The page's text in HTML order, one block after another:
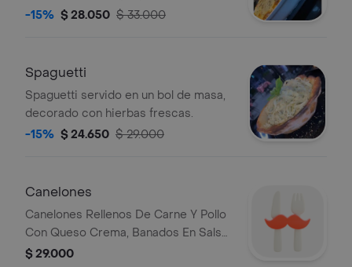
boloñesa y son acompañadas de pan
-15% $ 28.050 $ 33.000
Spaguetti
Spaguetti servido en un bol de masa,
decorado con hierbas frescas.
-15% $ 24.650 $ 29.000
Canelones
Canelones Rellenos De Carne Y Pollo
Con Queso Crema, Banados En Salsa
Napolitana Con Queso Mozzarella
$ 29.000